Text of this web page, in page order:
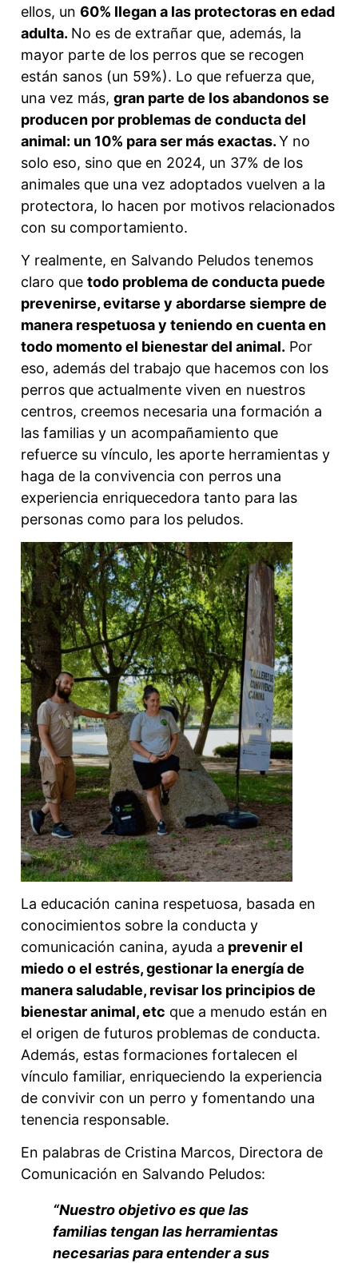
ellos, un 60% llegan a las protectoras en edad
adulta. No es de extrañar que, además, la
mayor parte de los perros que se recogen
están sanos (un 59%). Lo que refuerza que,
una vez más, gran parte de los abandonos se
producen por problemas de conducta del
animal: un 10% para ser más exactas.Y no
solo eso, sino que en 2024, un 37% de los
animales que una vez adoptados vuelven a la
protectora, lo hacen por motivos relacionados
con su comportamiento.
Y realmente, en Salvando Peludos tenemos
claro que todo problema de conducta puede
prevenirse, evitarse y abordarse siempre de
manera respetuosa y teniendo en cuenta en
todo momento el bienestar del animal. Por
eso, además del trabajo que hacemos con los
perros que actualmente viven en nuestros
centros, creemos necesaria una formación a
las familias y un acompañamiento que
refuerce su vínculo, les aporte herramientas y
haga de la convivencia con perros una
experiencia enriquecedora tanto para las
personas como para los peludos.
La educación canina respetuosa, basada en
conocimientos sobre la conducta y
comunicación canina, ayuda a prevenir el
miedo o el estrés, gestionar la energía de
manera saludable, revisar los principios de
bienestar animal, etc que a menudo están en
el origen de futuros problemas de conducta.
Además, estas formaciones fortalecen el
vínculo familiar, enriqueciendo la experiencia
de convivir con un perro y fomentando una
tenencia responsable.
En palabras de Cristina Marcos, Directora de
Comunicación en Salvando Peludos:
“Nuestro objetivo es que las
familias tengan las herramientas
necesarias para entender a sus